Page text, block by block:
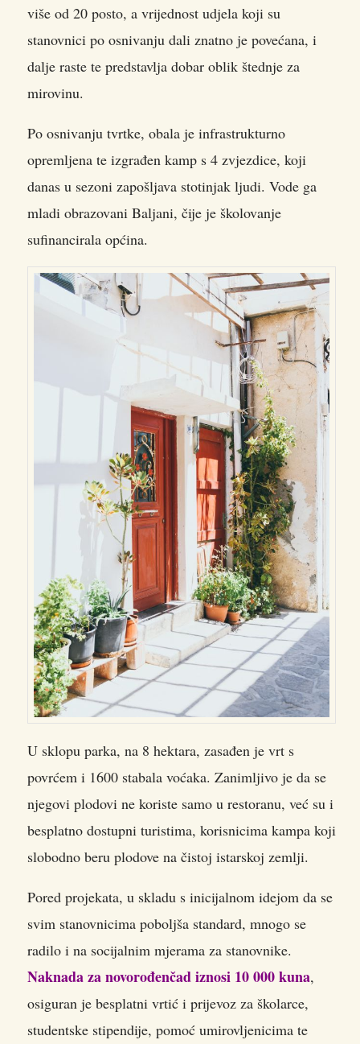
više od 20 posto, a vrijednost udjela koji su
stanovnici po osnivanju dali znatno je povećana, i
dalje raste te predstavlja dobar oblik štednje za
mirovinu.
Po osnivanju tvrtke, obala je infrastrukturno
opremljena te izgrađen kamp s 4 zvjezdice, koji
danas u sezoni zapošljava stotinjak ljudi. Vode ga
mladi obrazovani Baljani, čije je školovanje
sufinancirala općina.
U sklopu parka, na 8 hektara, zasađen je vrt s
povrćem i 1600 stabala voćaka. Zanimljivo je da se
njegovi plodovi ne koriste samo u restoranu, već su i
besplatno dostupni turistima, korisnicima kampa koji
slobodno beru plodove na čistoj istarskoj zemlji.
Pored projekata, u skladu s inicijalnom idejom da se
svim stanovnicima poboljša standard, mnogo se
radilo i na socijalnim mjerama za stanovnike.
Naknada za novorođenčad iznosi 10 000 kuna,
osiguran je besplatni vrtić i prijevoz za školarce,
studentske stipendije, pomoć umirovljenicima te